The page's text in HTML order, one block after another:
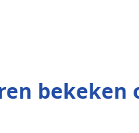
bekeken